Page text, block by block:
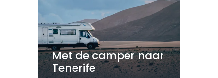
Met de camper naar
Tenerife